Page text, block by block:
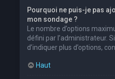
Pourquoi ne puis-je pas
mon sondage ?
Le nombre d’options
défini par l’administrateur.
d’indiquer plus d’options,
Haut